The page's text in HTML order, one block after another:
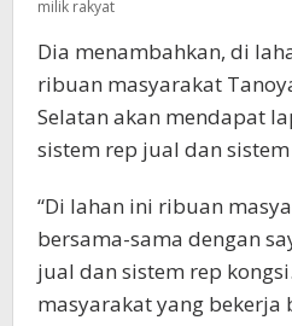
milik rakyat
Dia menambahkan, di
ribuan masyarakat
Selatan akan mendapat
sistem rep jual dan
“Di lahan ini ribuan
bersama-sama dengan
jual dan sistem rep
masyarakat yang bekerja